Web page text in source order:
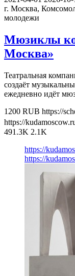
г. Москва,
молодежи
Мюзиклы
Москва»
Театральная
создаёт
ежедневно идёт
1200 RUB https://
https://
491.3K 2.1K
https://
https://